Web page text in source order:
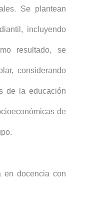
Se plantean
incluyendo
resultado, se
considerando
de la educación
de
en docencia con